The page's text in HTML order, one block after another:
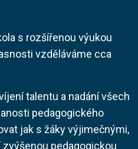
s rozšířenou výukou
vzděláváme cca
talentu a nadání všech
pedagogického
jak s žáky výjimečnými,
pedagogickou